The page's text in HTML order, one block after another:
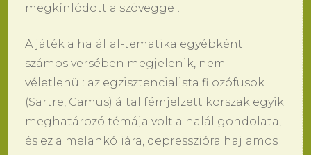
megkínlódott a szöveggel.
A játék a halállal-tematika egyébként
számos versében megjelenik, nem
véletlenül: az egzisztencialista filozófusok
(Sartre, Camus) által fémjelzett korszak egyik
meghatározó témája volt a halál gondolata,
és ez a melankóliára, depresszióra hajlamos